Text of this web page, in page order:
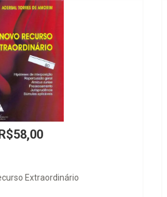
R$160,00
Migrações